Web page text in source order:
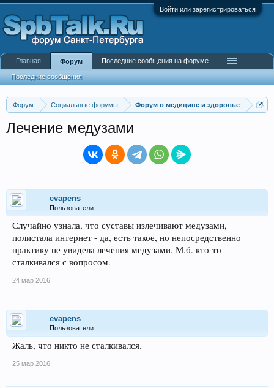
Войти или зарегистрироваться
Форум Социальные форумы Форум о медицине и здоровье
Лечение медузами
evapens
Пользователи
Случайно узнала, что суставы излечивают медузами,
полистала интернет - да, есть такое, но непосредственно
практику не увидела лечения медузами. М.б. кто-то
сталкивался с вопросом.
24 мар 2016
evapens
Пользователи
Жаль, что никто не сталкивался.
25 мар 2016
Главная Форум
Последние сообщения
Последние сообщения на форуме